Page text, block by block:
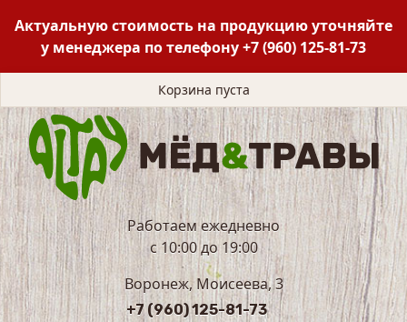
Актуальную стоимость на продукцию уточняйте
у менеджера по телефону+7 (960) 125-81-73
Корзина пуста
Работаем ежедневно
с 10:00 до 19:00
Воронеж, Моисеева, 3
+7 (960) 125-81-73